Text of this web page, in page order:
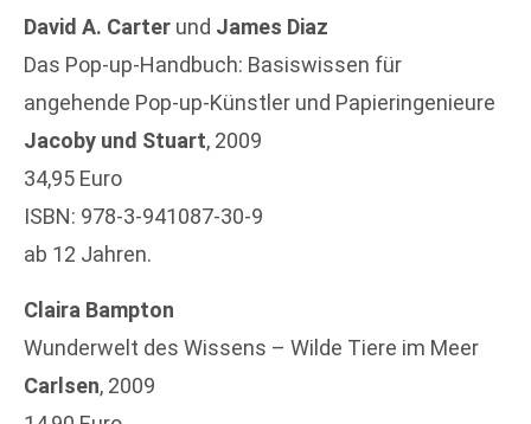
David A. Carter und James Diaz
Das Pop-up-Handbuch: Basiswissen für
angehende Pop-up-Künstler und Papieringenieure
Jacoby und Stuart, 2009
34,95 Euro
ISBN: 978-3-941087-30-9
ab 12 Jahren.
Claira Bampton
Wunderwelt des Wissens – Wilde Tiere im Meer
Carlsen, 2009